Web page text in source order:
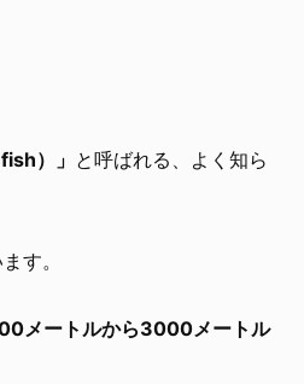
）」 と呼ばれる、よく知ら
す。
メートルから3000メートル